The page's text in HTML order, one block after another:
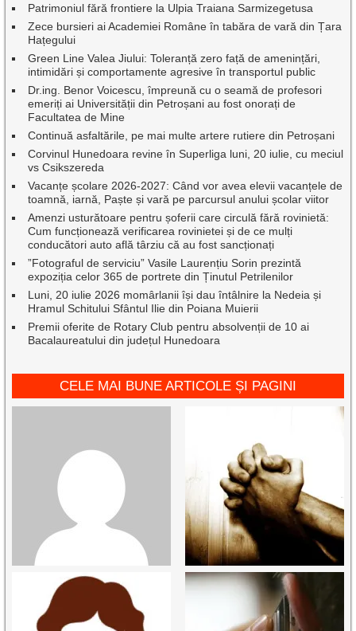
Patrimoniul fără frontiere la Ulpia Traiana Sarmizegetusa
Zece bursieri ai Academiei Române în tabăra de vară din Țara
Hațegului
Green Line Valea Jiului: Toleranță zero față de amenințări,
intimidări și comportamente agresive în transportul public
Dr.ing. Benor Voicescu, împreună cu o seamă de profesori
emeriți ai Universității din Petroșani au fost onorați de
Facultatea de Mine
Continuă asfaltările, pe mai multe artere rutiere din Petroșani
Corvinul Hunedoara revine în Superliga luni, 20 iulie, cu meciul
vs Csikszereda
Vacanțe școlare 2026-2027: Când vor avea elevii vacanțele de
toamnă, iarnă, Paște și vară pe parcursul anului școlar viitor
Amenzi usturătoare pentru șoferii care circulă fără rovinietă:
Cum funcționează verificarea rovinietei și de ce mulți
conducători auto află târziu că au fost sancționați
”Fotograful de serviciu” Vasile Laurențiu Sorin prezintă
expoziția celor 365 de portrete din Ținutul Petrilenilor
Luni, 20 iulie 2026 momârlanii își dau întâlnire la Nedeia și
Hramul Schitului Sfântul Ilie din Poiana Muierii
Premii oferite de Rotary Club pentru absolvenții de 10 ai
Bacalaureatului din județul Hunedoara
CELE MAI BUNE ARTICOLE ȘI PAGINI